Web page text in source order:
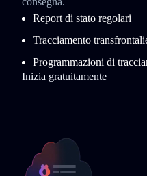
Report di stato regolari
Tracciamento
Programmazioni di
Inizia gratuitamente